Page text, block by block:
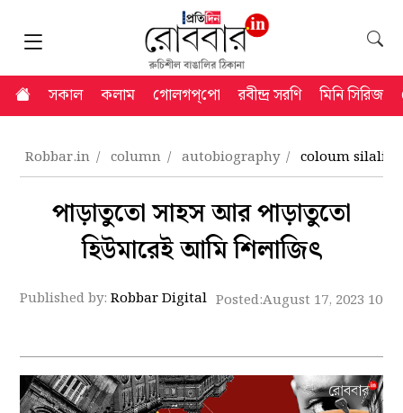
সকাল কলাম গোলগপ্‌পো রবীন্দ্র সরণি মিনি সিরিজ
Robbar.in column autobiography coloum silalipi
পাড়াতুতো সাহস আর পাড়াতুতো
হিউমারেই আমি শিলাজিৎ
Published by:Robbar Digital Posted:August 17, 2023